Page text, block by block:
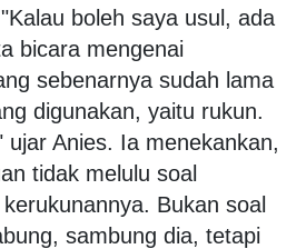
boleh saya usul, ada
bicara mengenai
sebenarnya sudah lama
digunakan, yaitu rukun.
ujar Anies. Ia menekankan,
tidak melulu soal
Bukan soal
sambung dia, tetapi